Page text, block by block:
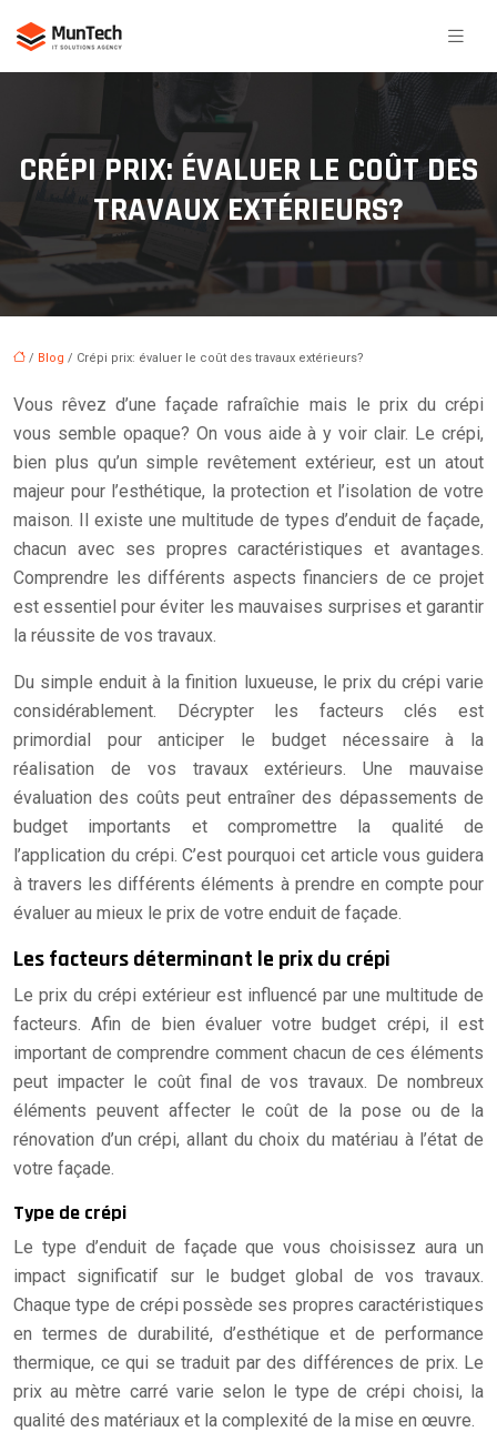
CRÉPI PRIX: ÉVALUER LE COÛT DES
TRAVAUX EXTÉRIEURS?
/ Blog / Crépi prix: évaluer le coût des travaux extérieurs?
Vous rêvez d’une façade rafraîchie mais le prix du crépi
vous semble opaque? On vous aide à y voir clair. Le crépi,
bien plus qu’un simple revêtement extérieur, est un atout
majeur pour l’esthétique, la protection et l’isolation de votre
maison. Il existe une multitude de types d’enduit de façade,
chacun avec ses propres caractéristiques et avantages.
Comprendre les différents aspects financiers de ce projet
est essentiel pour éviter les mauvaises surprises et garantir
la réussite de vos travaux.
Du simple enduit à la finition luxueuse, le prix du crépi varie
considérablement. Décrypter les facteurs clés est
primordial pour anticiper le budget nécessaire à la
réalisation de vos travaux extérieurs. Une mauvaise
évaluation des coûts peut entraîner des dépassements de
budget importants et compromettre la qualité de
l’application du crépi. C’est pourquoi cet article vous guidera
à travers les différents éléments à prendre en compte pour
évaluer au mieux le prix de votre enduit de façade.
Les facteurs déterminant le prix du crépi
Le prix du crépi extérieur est influencé par une multitude de
facteurs. Afin de bien évaluer votre budget crépi, il est
important de comprendre comment chacun de ces éléments
peut impacter le coût final de vos travaux. De nombreux
éléments peuvent affecter le coût de la pose ou de la
rénovation d’un crépi, allant du choix du matériau à l’état de
votre façade.
Type de crépi
Le type d’enduit de façade que vous choisissez aura un
impact significatif sur le budget global de vos travaux.
Chaque type de crépi possède ses propres caractéristiques
en termes de durabilité, d’esthétique et de performance
thermique, ce qui se traduit par des différences de prix. Le
prix au mètre carré varie selon le type de crépi choisi, la
qualité des matériaux et la complexité de la mise en œuvre.